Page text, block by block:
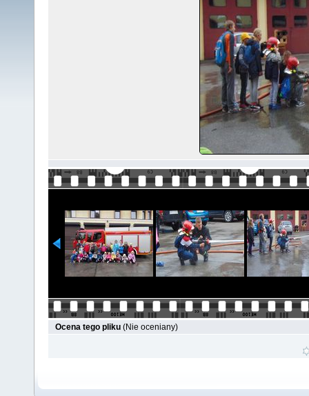
Ocena tego pliku (Nie oceniany)